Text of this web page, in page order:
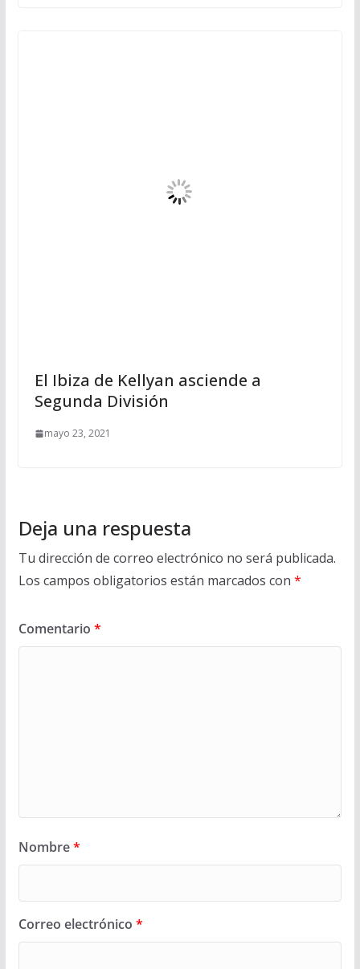
El Ibiza de Kellyan asciende a
Segunda División
mayo 23, 2021
Deja una respuesta
Tu dirección de correo electrónico no será publicada.
Los campos obligatorios están marcados con *
Comentario *
Nombre*
Correo electrónico *